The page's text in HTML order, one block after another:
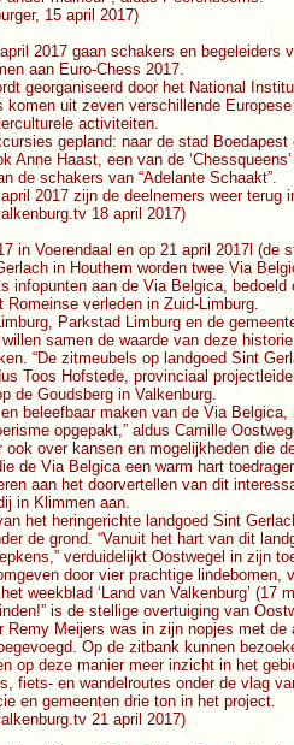
15 april 2017)
2017 gaan schakers en begeleiders
aan Euro-Chess 2017.
georganiseerd door het National
komen uit zeven verschillende
activiteiten.
gepland: naar de stad
Anne Haast, een van de
de schakers van “Adelante Schaakt”.
2017 zijn de deelnemers weer terug
18 april 2017)
in Voerendaal en op 21 april 2017l
in Houthem worden twee Via
infopunten aan de Via Belgica,
Romeinse verleden in Zuid-Limburg.
Parkstad Limburg en de
samen de waarde van deze
“De zitmeubels op landgoed Sint
Toos Hofstede, provinciaal
de Goudsberg in Valkenburg.
beleefbaar maken van de Via
opgepakt,” aldus Camille
ook over kansen en mogelijkheden die
de Via Belgica een warm hart
aan het doorvertellen van dit
in Klimmen aan.
het heringerichte landgoed Sint
de grond. “Vanuit het hart van dit
verduidelijkt Oostwegel in zijn
door vier prachtige
weekblad ‘Land van Valkenburg’
is de stellige overtuiging van
Remy Meijers was in zijn nopjes met
Op de zitbank kunnen
op deze manier meer inzicht in het
fiets- en wandelroutes onder de vlag
en gemeenten drie ton in het project.
21 april 2017)